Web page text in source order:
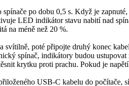
po dobu 0,5 s. Když je
LED indikátor stavu nabití nad
na méně než 20 %.
poté připojte druhý konec
spínač, indikátory budou
krytku proti prachu. Pokud je
USB-C kabelu do počítače,